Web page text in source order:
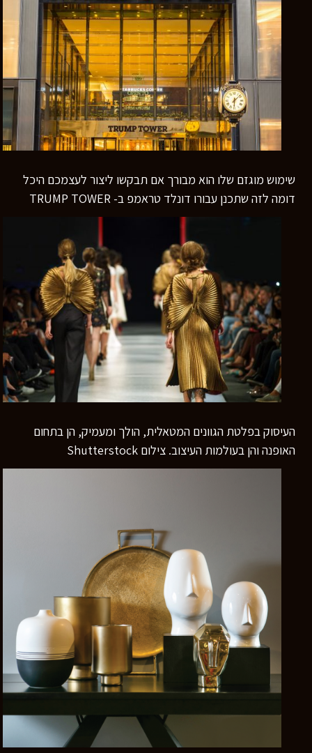
שימוש מוגזם שלו הוא מבורך אם תבקשו ליצור לעצמכם היכל
דומה לזה שתכנן עבורו דונלד טראמפ ב- TRUMP TOWER
העיסוק בפלטת הגוונים המטאלית, הולך ומעמיק, הן בתחום
האופנה והן בעולמות העיצוב. צילום Shutterstock